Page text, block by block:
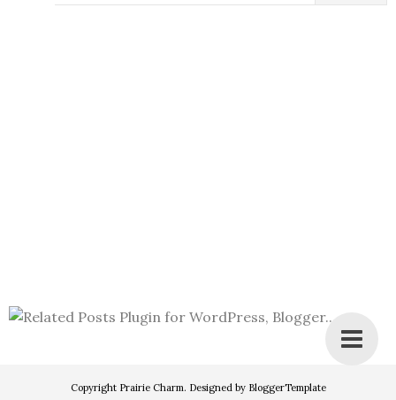
Copyright Prairie Charm. Designed by BloggerTemplate